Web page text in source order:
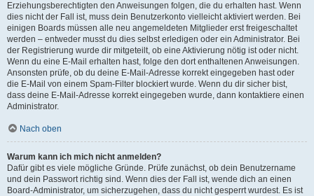
Erziehungsberechtigten den Anweisungen folgen, die du erhalten hast. Wenn
dies nicht der Fall ist, muss dein Benutzerkonto vielleicht aktiviert werden. Bei
einigen Boards müssen alle neu angemeldeten Mitglieder erst freigeschaltet
werden – entweder musst du dies selbst erledigen oder ein Administrator. Bei
der Registrierung wurde dir mitgeteilt, ob eine Aktivierung nötig ist oder nicht.
Wenn du eine E-Mail erhalten hast, folge den dort enthaltenen Anweisungen.
Ansonsten prüfe, ob du deine E-Mail-Adresse korrekt eingegeben hast oder
die E-Mail von einem Spam-Filter blockiert wurde. Wenn du dir sicher bist,
dass deine E-Mail-Adresse korrekt eingegeben wurde, dann kontaktiere einen
Administrator.
Nach oben
Warum kann ich mich nicht anmelden?
Dafür gibt es viele mögliche Gründe. Prüfe zunächst, ob dein Benutzername
und dein Passwort richtig sind. Wenn dies der Fall ist, wende dich an einen
Board-Administrator, um sicherzugehen, dass du nicht gesperrt wurdest. Es ist